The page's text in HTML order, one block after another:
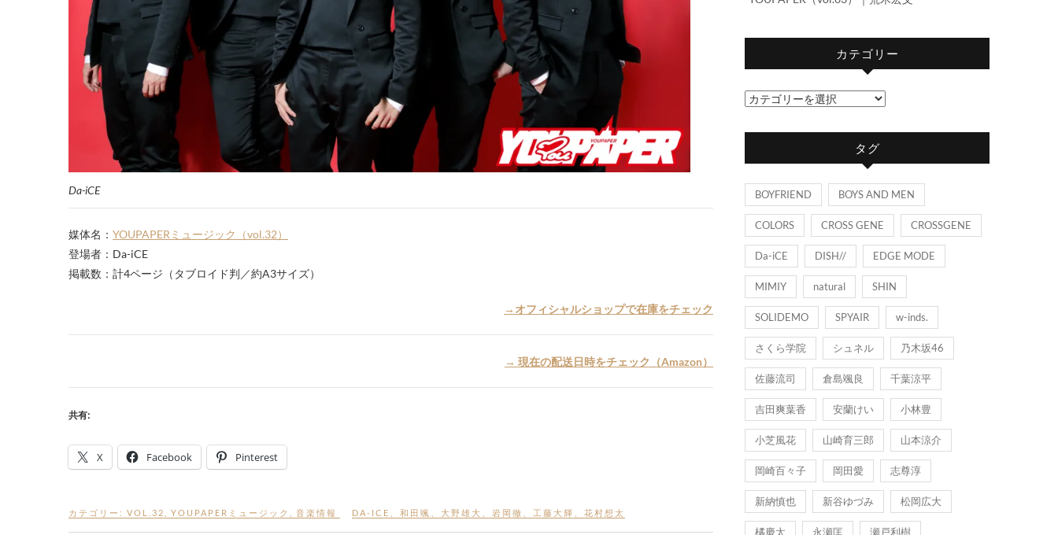
Da-iCE
媒体名： YOUPAPERミュージック（vol.32）
登場者：Da-iCE
掲載数：計4ページ（タブロイド判／約A3サイズ）
→オフィシャルショップで在庫をチェック
→ 現在の配送日時をチェック（Amazon）
共有:
X Facebook Pinterest
カテゴリー: VOL.32 YOUPAPERミュージック 音楽情報 DA-ICE 和田颯 大野雄大 岩岡徹 工藤大輝 花村想太
カテゴリー
カ
タグ
BOYFRIEND BOYS AND MEN
COLORS CROSS GENE CROSSGENE
Da-iCE DISH// EDGE MODE
MIMIY natural SHIN
SOLIDEMO SPYAIR w-inds.
さくら学院 シュネル 乃木坂46
佐藤流司 倉島颯良 千葉涼平
吉田爽葉香 安蘭けい 小林豊
小芝風花 山崎育三郎 山本涼介
岡崎百々子 岡田愛 志尊淳
新納慎也 新谷ゆづみ 松岡広大
橘慶太 永瀬匡 瀬戸利樹